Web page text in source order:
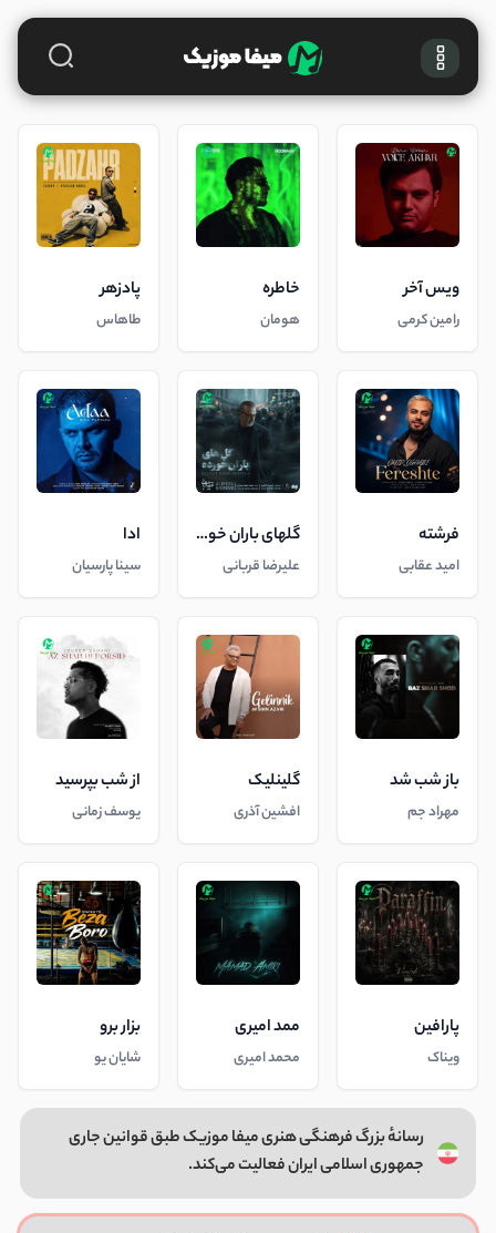
ویس آخر
رامین کرمی
خاطره
هومان
پادزهر
طاهاس
فرشته
امید عقابی
گلهای باران خورده
علیرضا قربانی
ادا
سینا پارسیان
باز شب شد
مهراد جم
گلینلیک
افشین آذری
از شب بپرسید
یوسف زمانی
پارافین
ویناک
ممد امیری
محمد امیری
بزار برو
شایان یو
رسانهٔ بزرگ فرهنگی هنری میفا موزیک طبق قوانین جاری
جمهوری اسلامی ایران فعالیت می‌کند.